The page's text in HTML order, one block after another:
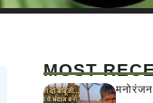
MOST
मनोरंजन